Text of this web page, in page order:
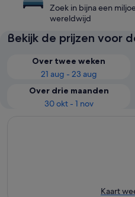
Zoek in bijna een
wereldwijd
Bekijk de prijzen voor
Over twee weken
21 aug - 23 aug
Over drie maanden
30 okt - 1 nov
Kaart